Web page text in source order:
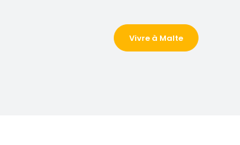
Vivre à Malte